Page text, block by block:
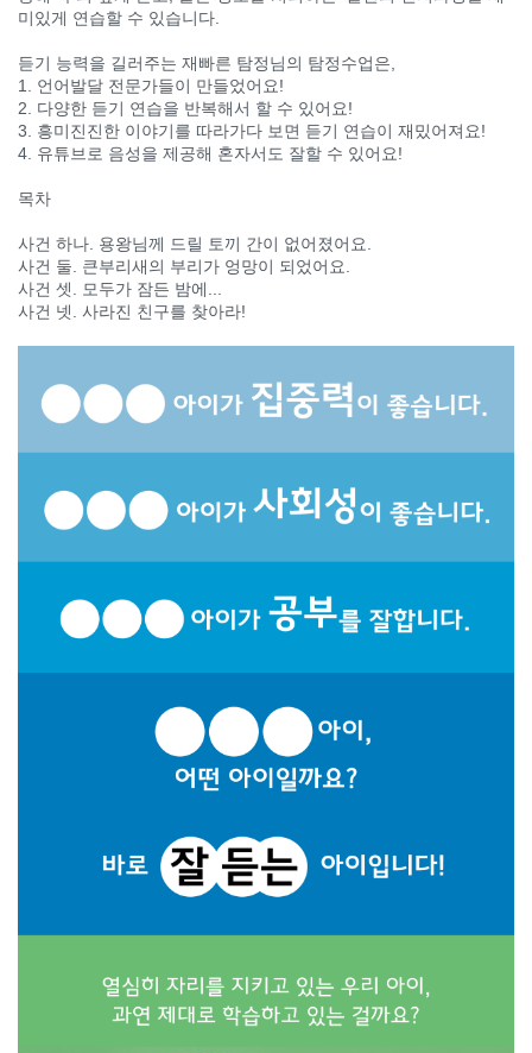
미있게 연습할 수 있습니다.
듣기 능력을 길러주는 재빠른 탐정님의 탐정수업은,
1. 언어발달 전문가들이 만들었어요!
2. 다양한 듣기 연습을 반복해서 할 수 있어요!
3. 흥미진진한 이야기를 따라가다 보면 듣기 연습이 재밌어져요!
4. 유튜브로 음성을 제공해 혼자서도 잘할 수 있어요!
목차
사건 하나. 용왕님께 드릴 토끼 간이 없어졌어요.
사건 둘. 큰부리새의 부리가 엉망이 되었어요.
사건 셋. 모두가 잠든 밤에...
사건 넷. 사라진 친구를 찾아라!